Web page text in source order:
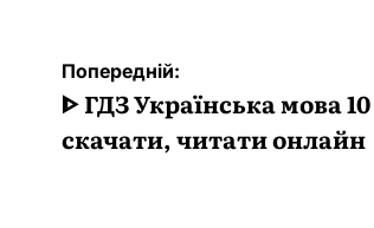
Навігація
записів
Попередній:
ᐈ ГДЗ Українська мова
скачати, читати онлайн